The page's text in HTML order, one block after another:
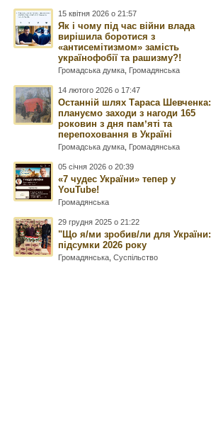
15 квітня 2026 о 21:57
Як і чому під час війни влада
вирішила боротися з
«антисемітизмом» замість
українофобії та рашизму?!
Громадська думка Громадянська
14 лютого 2026 о 17:47
Останній шлях Тараса Шевченка:
плануємо заходи з нагоди 165
роковин з дня памʼяті та
перепоховання в Україні
Громадська думка Громадянська
05 січня 2026 о 20:39
«7 чудес України» тепер у
YouTube!
Громадянська
29 грудня 2025 о 21:22
"Що я/ми зробив/ли для України:
підсумки 2026 року
Громадянська ,Суспільство